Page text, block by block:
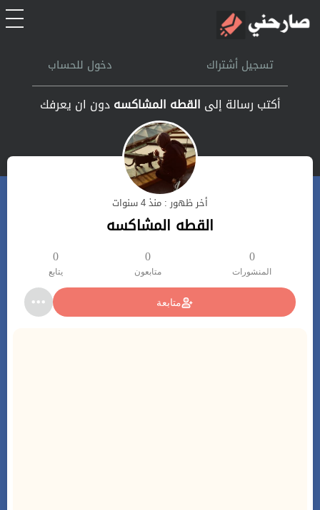
الرئيسية
أشتراك
تسجيل أشتراك دخول للحساب
أكتب رسالة إلى القطه المشاكسهدون ان يعرفك
أخر ظهور : منذ 4 سنوات
القطه المشاكسه
0
المنشورات
0
متابعون
0
يتابع
متابعة